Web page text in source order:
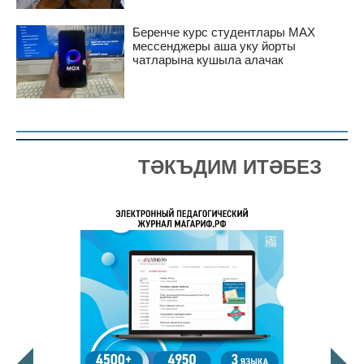
Беренче курс студентлары MAX
мессенджеры аша уку йорты
чатларына кушыла алачак
ТӘКЪДИМ ИТӘБЕЗ